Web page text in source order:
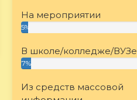
На мероприятии
5%
В школе/колледже/ВУЗе
7%
Из средств массовой